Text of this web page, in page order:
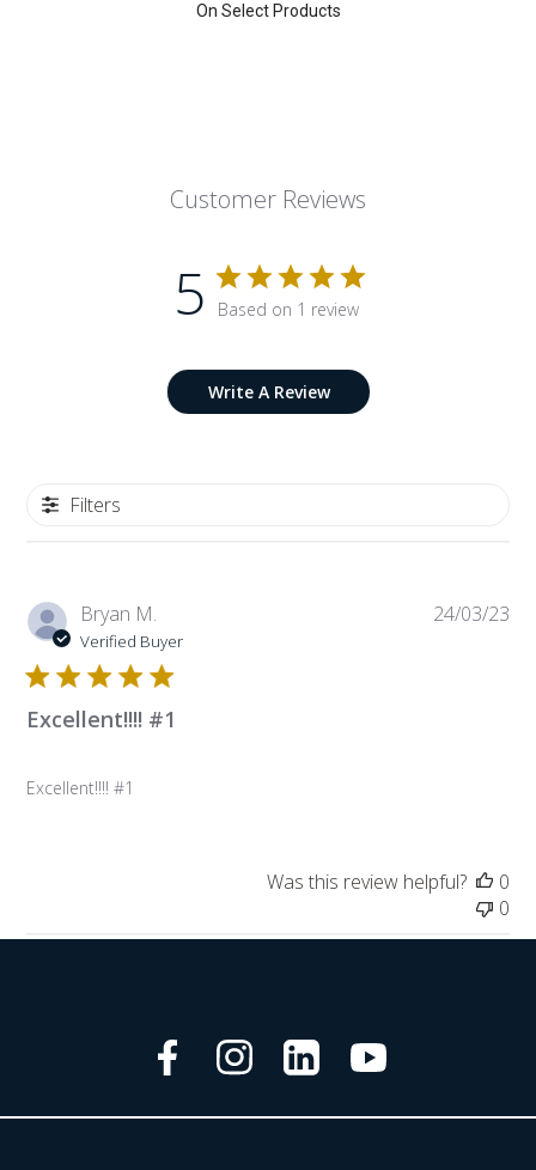
On Select Products
Customer Reviews
5 Based on 1 review
Write A Review
Filters
Bryan M.
Verified Buyer
Excellent!!!! #1
Excellent!!!! #1
24/03/23
Was this review helpful?
0
0